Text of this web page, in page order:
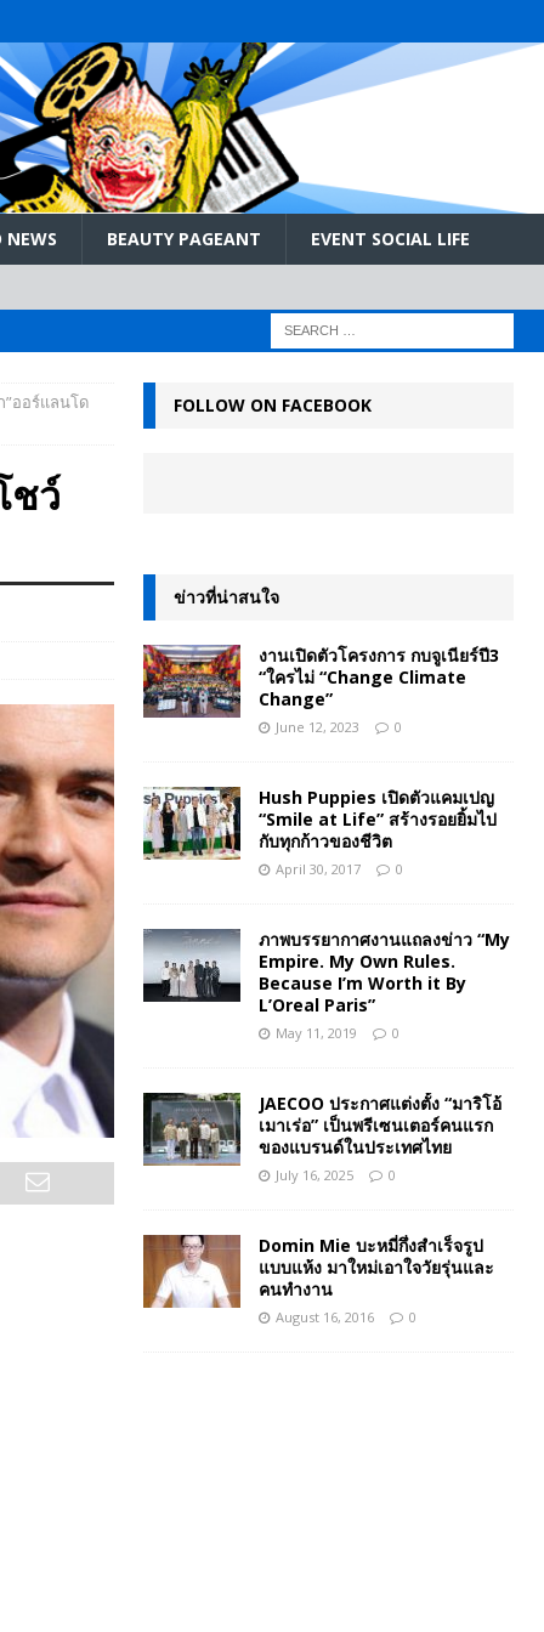
NEWS BEAUTY PAGEANT EVENT SOCIAL LIFE
”ออร์แลนโด
ชว์
FOLLOW ON FACEBOOK
ข่าวที่น่าสนใจ
งานเปิดตัวโครงการ กบจูเนียร์ปี3
“ใครไม่ “Change Climate
Change”
June 12, 2023 0
Hush Puppies เปิดตัวแคมเปญ
“Smile at Life” สร้างรอยยิ้มไป
กับทุกก้าวของชีวิต
April 30, 2017 0
ภาพบรรยากาศงานแถลงข่าว “My
Empire. My Own Rules.
Because I’m Worth it By
L’Oreal Paris”
May 11, 2019 0
JAECOO ประกาศแต่งตั้ง “มาริโอ้
เมาเร่อ” เป็นพรีเซนเตอร์คนแรก
ของแบรนด์ในประเทศไทย
July 16, 2025 0
Domin Mie บะหมี่กึ่งสำเร็จรูป
แบบแห้ง มาใหม่เอาใจวัยรุ่นและ
คนทำงาน
August 16, 2016 0